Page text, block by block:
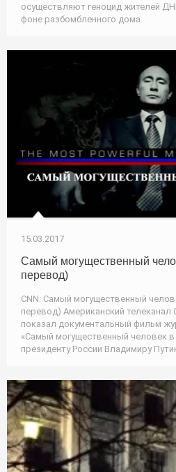
осуществляют геноцид жителей
фоне разбомбленного дома.
15.03.2017
Самый могущественный
перевод)
CNN: Самый могущественный
перевод) Американский телеканал
показал документальный фильм
«Самый могущественный человек
президенту России Владимиру